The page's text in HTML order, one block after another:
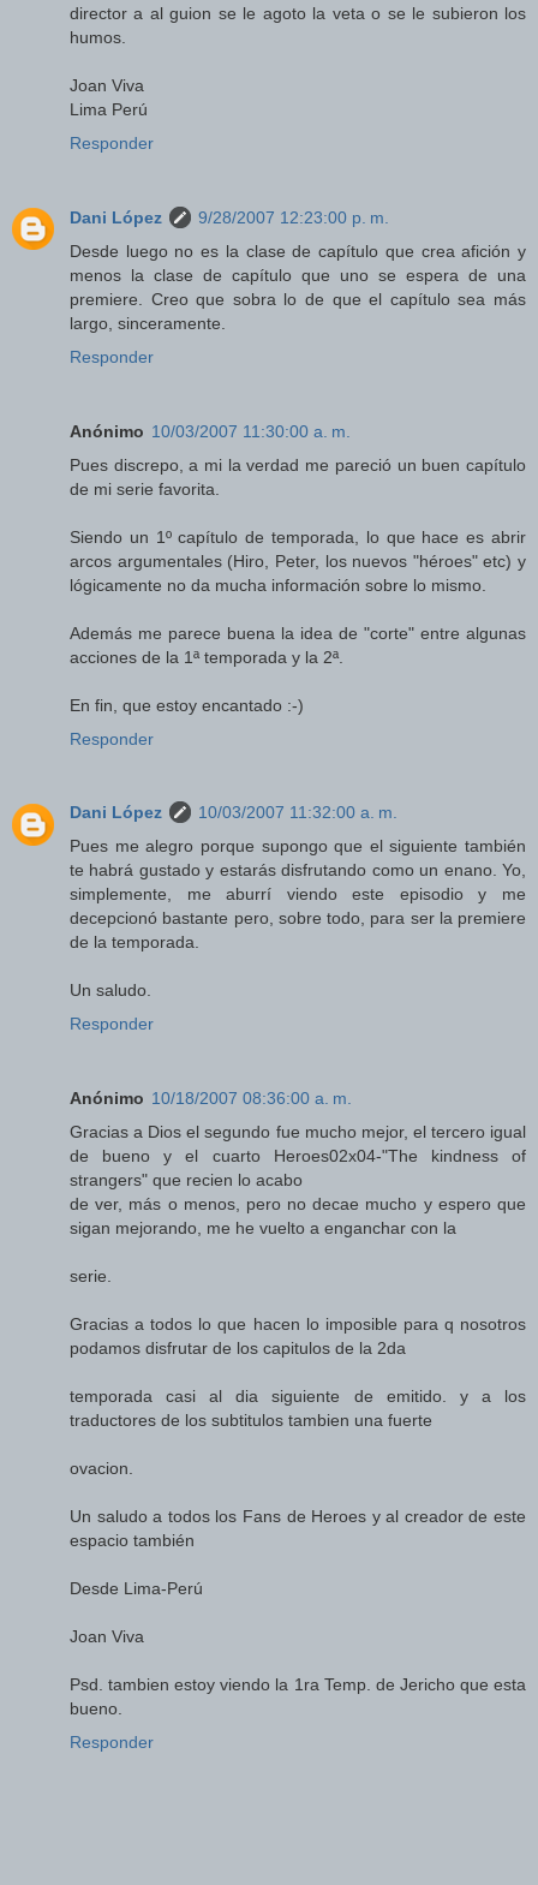
director a al guion se le agoto la veta o se le subieron los
humos.
Joan Viva
Lima Perú
Responder
Dani López
9/28/2007 12:23:00 p. m.
Desde luego no es la clase de capítulo que crea afición y
menos la clase de capítulo que uno se espera de una
premiere. Creo que sobra lo de que el capítulo sea más
largo, sinceramente.
Responder
Anónimo 10/03/2007 11:30:00 a. m.
Pues discrepo, a mi la verdad me pareció un buen capítulo
de mi serie favorita.
Siendo un 1º capítulo de temporada, lo que hace es abrir
arcos argumentales (Hiro, Peter, los nuevos "héroes" etc) y
lógicamente no da mucha información sobre lo mismo.
Además me parece buena la idea de "corte" entre algunas
acciones de la 1ª temporada y la 2ª.
En fin, que estoy encantado :-)
Responder
Dani López
10/03/2007 11:32:00 a. m.
Pues me alegro porque supongo que el siguiente también
te habrá gustado y estarás disfrutando como un enano. Yo,
simplemente, me aburrí viendo este episodio y me
decepcionó bastante pero, sobre todo, para ser la premiere
de la temporada.
Un saludo.
Responder
Anónimo 10/18/2007 08:36:00 a. m.
Gracias a Dios el segundo fue mucho mejor, el tercero igual
de bueno y el cuarto Heroes02x04-"The kindness of
strangers" que recien lo acabo
de ver, más o menos, pero no decae mucho y espero que
sigan mejorando, me he vuelto a enganchar con la
serie.
Gracias a todos lo que hacen lo imposible para q nosotros
podamos disfrutar de los capitulos de la 2da
temporada casi al dia siguiente de emitido. y a los
traductores de los subtitulos tambien una fuerte
ovacion.
Un saludo a todos los Fans de Heroes y al creador de este
espacio también
Desde Lima-Perú
Joan Viva
Psd. tambien estoy viendo la 1ra Temp. de Jericho que esta
bueno.
Responder